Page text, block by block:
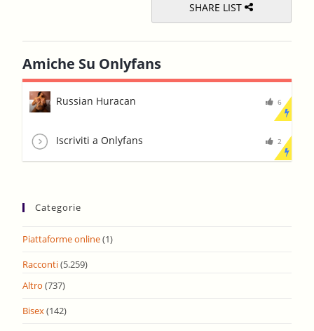
SHARE LIST
Amiche Su Onlyfans
Russian Huracan 6
Iscriviti a Onlyfans 2
Categorie
Piattaforme online(1)
Racconti(5.259)
Altro (737)
Bisex(142)